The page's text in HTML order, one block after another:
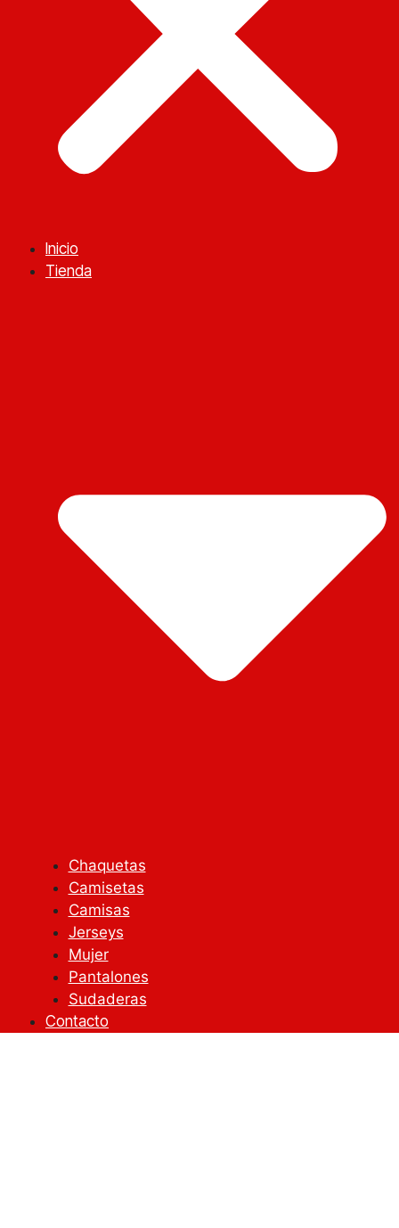
Inicio
Tienda
Chaquetas
Camisetas
Camisas
Jerseys
Mujer
Pantalones
Sudaderas
Contacto